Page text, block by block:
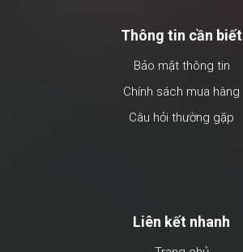
Thông tin cần biết
Bảo mật thông tin
Chính sách mua hàng
Câu hỏi thường gặp
Liên kết nhanh